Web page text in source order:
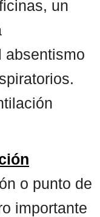
un
absentismo
o punto de
importante